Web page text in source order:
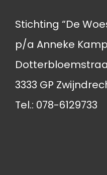
Stichting “De
p/a Anneke Kamp
3333 GP
Tel.: 078-6129733